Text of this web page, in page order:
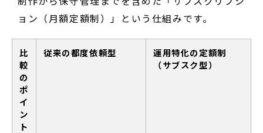
ョン（月額定額制）」という仕組みです。
比
較
の
ポ
イ
ン
ト
従来の都度依頼型
運用特化の定額制
（サブスク型）